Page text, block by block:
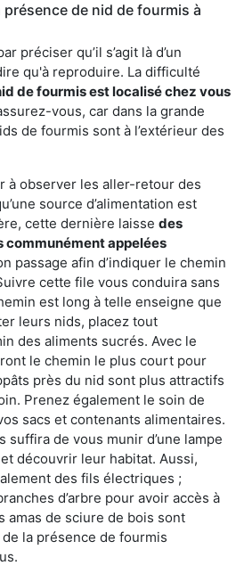
de nid de fourmis à
préciser qu’il s’agit là d’un
qu'à reproduire. La difficulté
de fourmis est localisé chez vous
vous, car dans la grande
de fourmis sont à l’extérieur des
à observer les aller-retour des
source d’alimentation est
cette dernière laisse des
communément appelées
passage afin d’indiquer le chemin
cette file vous conduira sans
est long à telle enseigne que
leurs nids, placez tout
des aliments sucrés. Avec le
le chemin le plus court pour
près du nid sont plus attractifs
Prenez également le soin de
sacs et contenants alimentaires.
suffira de vous munir d’une lampe
découvrir leur habitat. Aussi,
des fils électriques ;
d’arbre pour avoir accès à
amas de sciure de bois sont
la présence de fourmis